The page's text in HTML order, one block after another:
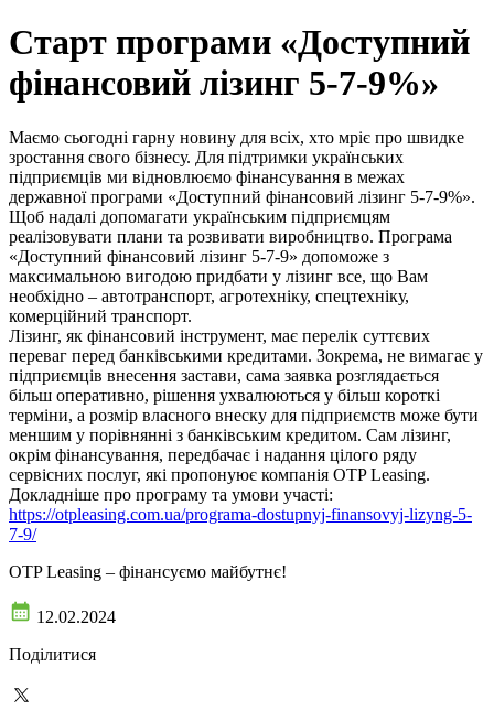
Старт програми «Доступний
фінансовий лізинг 5-7-9%»
Маємо сьогодні гарну новину для всіх, хто мріє про швидке
зростання свого бізнесу. Для підтримки українських
підприємців ми відновлюємо фінансування в межах
державної програми «Доступний фінансовий лізинг 5-7-9%».
Щоб надалі допомагати українським підприємцям
реалізовувати плани та розвивати виробництво. Програма
«Доступний фінансовий лізинг 5-7-9» допоможе з
максимальною вигодою придбати у лізинг все, що Вам
необхідно – автотранспорт, агротехніку, спецтехніку,
комерційний транспорт.
Лізинг, як фінансовий інструмент, має перелік суттєвих
переваг перед банківськими кредитами. Зокрема, не вимагає у
підприємців внесення застави, сама заявка розглядається
більш оперативно, рішення ухвалюються у більш короткі
терміни, а розмір власного внеску для підприємств може бути
меншим у порівнянні з банківським кредитом. Сам лізинг,
окрім фінансування, передбачає і надання цілого ряду
сервісних послуг, які пропонуює компанія OTP Leasing.
Докладніше про програму та умови участі:
https://otpleasing.com.ua/programa-dostupnyj-finansovyj-lizyng-5-
7-9/
OTP Leasing – фінансуємо майбутнє!
12.02.2024
Поділитися